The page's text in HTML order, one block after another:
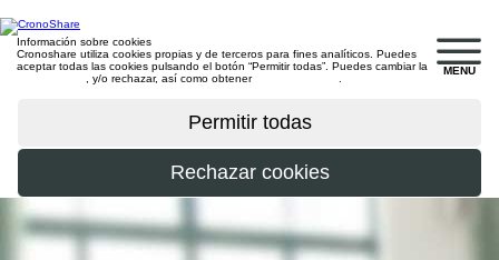
MENU
Información sobre cookies
Cronoshare utiliza cookies propias y de terceros para fines analíticos. Puedes
aceptar todas las cookies pulsando el botón “Permitir todas”. Puedes cambiar la
, y/o rechazar, así como obtener